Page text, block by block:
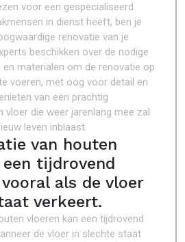
voor een gespecialiseerd
in dienst heeft, ben je
renovatie van je
beschikken over de nodige
en materialen om de renovatie op
voeren, met oog voor detail en
van een prachtig
vloer die weer jarenlang mee zal
leven inblaast.
van houten
tijdrovend
als de vloer
verkeert.
vloeren kan een tijdrovend
de vloer in slechte staat